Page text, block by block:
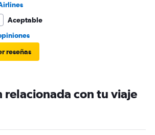
Aceptable
reseñas
relacionada con tu viaje